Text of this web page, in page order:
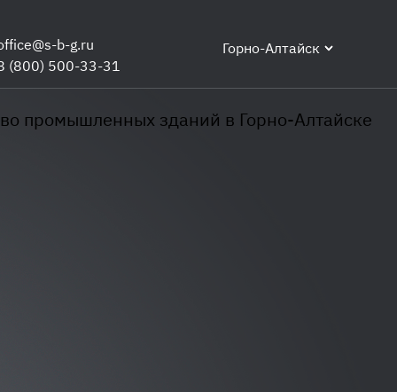
b-g.ru
(800) 500-33-31
Горно-Алтайск